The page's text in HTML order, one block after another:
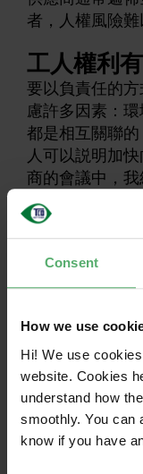
Consent
How we use
Hi! We use
website. Cookies
understand how
smoothly. You can
know if you have
者，人權風險難
工人權利
要以負責任的
慮許多因素：
都是相互關聯
人可以説明加
商的會議中，
資於社會改善
這並不奇怪——
增加製造成本
了尊重工人的
境這一事實外，
更高的生產成
推動使用者希
更換的更持久
更昂貴的IT設備
環的 商業模式